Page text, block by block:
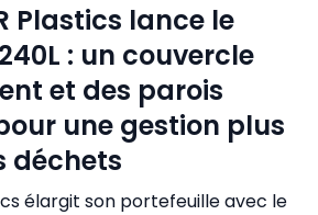
Plastics lance le
: un couvercle
et des parois
une gestion plus
déchets
élargit son portefeuille avec le